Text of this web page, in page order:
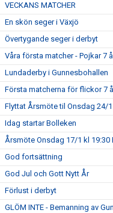
VECKANS MATCHER
En skön seger i Växjö
Övertygande seger i derbyt
Våra första matcher - Pojkar 7
Lundaderby i Gunnesbohallen
Första matcherna för flickor 7
Flyttat Årsmöte til Onsdag 24/1
Idag startar Bolleken
Årsmöte Onsdag 17/1 kl 19:30
God fortsättning
God Jul och Gott Nytt År
Förlust i derbyt
GLÖM INTE - Bemanning av